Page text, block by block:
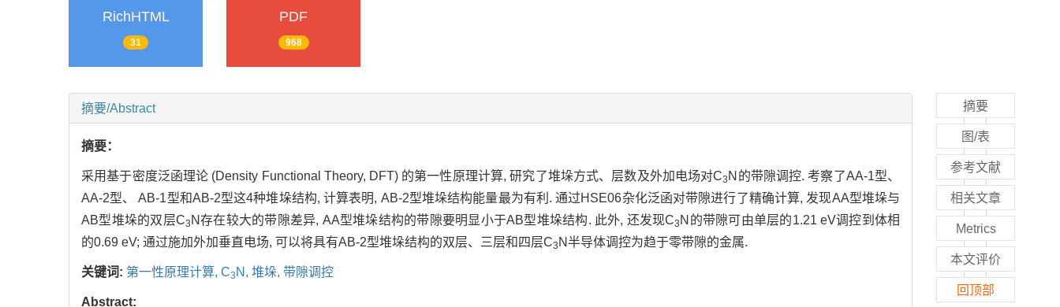
RichHTML
31
PDF
968
摘要/Abstract
摘要：
采用基于密度泛函理论 (Density Functional Theory, DFT) 的第一性原理计算, 研究了堆垛方式、层数及外加电场对C3 N的带隙调控. 考察了AA-1型、
AA-2型、 AB-1型和AB-2型这4种堆垛结构, 计算表明, AB-2型堆垛结构能量最为有利. 通过HSE06杂化泛函对带隙进行了精确计算, 发现AA型堆垛与
AB型堆垛的双层C3 N存在较大的带隙差异, AA型堆垛结构的带隙要明显小于AB型堆垛结构. 此外, 还发现C3 N的带隙可由单层的1.21 eV调控到体相
的0.69 eV; 通过施加外加垂直电场, 可以将具有AB-2型堆垛结构的双层、三层和四层C3 N半导体调控为趋于零带隙的金属.
关键词: 第一性原理计算, C3 N, 堆垛, 带隙调控
Abstract:
摘要
图/表
参考文献
相关文章
Metrics
本文评价
回顶部